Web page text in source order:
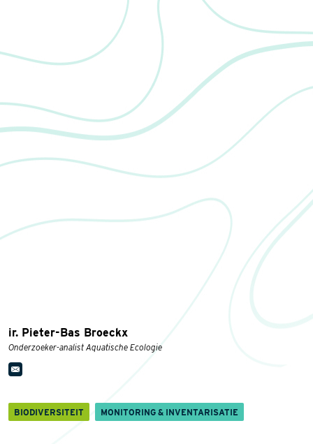
ir. Pieter-Bas Broeckx
Onderzoeker-analist Aquatische Ecologie
BIODIVERSITEIT MONITORING & INVENTARISATIE